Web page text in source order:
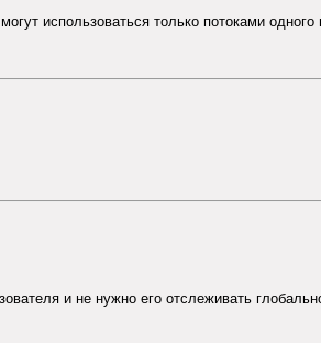
использоваться только потоками одного
и не нужно его отслеживать